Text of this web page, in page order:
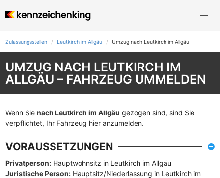
Zulassungsstellen Leutkirch im Allgäu Umzug nach Leutkirch im Allgäu
UMZUG NACH LEUTKIRCH IM
ALLGÄU – FAHRZEUG UMMELDEN
Wenn Sie nach Leutkirch im Allgäu gezogen sind, sind Sie
verpflichtet, Ihr Fahrzeug hier anzumelden.
VORAUSSETZUNGEN
Privatperson: Hauptwohnsitz in Leutkirch im Allgäu
Juristische Person: Hauptsitz/Niederlassung in Leutkirch im